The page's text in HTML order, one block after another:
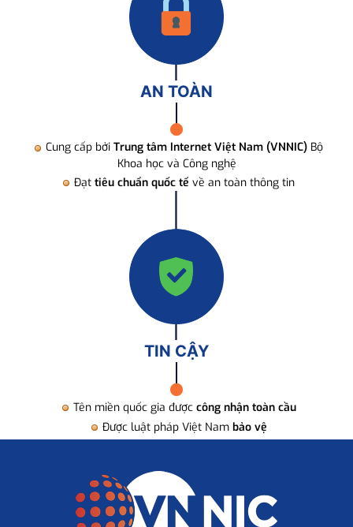
AN TOÀN
Cung cấp bởi Trung tâm Internet Việt Nam (VNNIC) Bộ
Khoa học và Công nghệ
Đạt tiêu chuẩn quốc tế về an toàn thông tin
TIN CẬY
Tên miền quốc gia được công nhận toàn cầu
Được luật pháp Việt Nam bảo vệ